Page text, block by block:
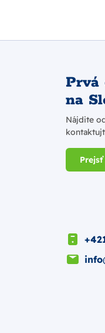
Prvá
na
Nájdite